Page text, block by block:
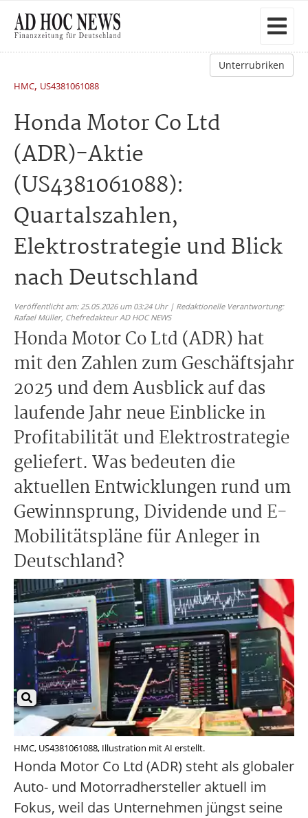
Unterrubriken
HMC, US4381061088
Honda Motor Co Ltd
(ADR)-Aktie
(US4381061088):
Quartalszahlen,
Elektrostrategie und Blick
nach Deutschland
Veröffentlicht am: 25.05.2026 um 03:24 Uhr | Redaktionelle Verantwortung:
Rafael Müller, Chefredakteur AD HOC NEWS
Honda Motor Co Ltd (ADR) hat
mit den Zahlen zum Geschäftsjahr
2025 und dem Ausblick auf das
laufende Jahr neue Einblicke in
Profitabilität und Elektrostrategie
geliefert. Was bedeuten die
aktuellen Entwicklungen rund um
Gewinnsprung, Dividende und E-
Mobilitätspläne für Anleger in
Deutschland?
HMC, US4381061088, Illustration mit AI erstellt.
Honda Motor Co Ltd (ADR) steht als globaler
Auto- und Motorradhersteller aktuell im
Fokus, weil das Unternehmen jüngst seine